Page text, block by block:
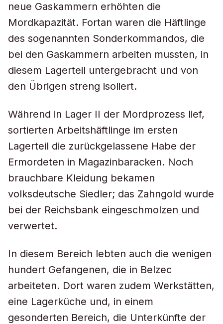
neue Gaskammern erhöhten die
Mordkapazität. Fortan waren die Häftlinge
des sogenannten Sonderkommandos, die
bei den Gaskammern arbeiten mussten, in
diesem Lagerteil untergebracht und von
den Übrigen streng isoliert.
Während in Lager II der Mordprozess lief,
sortierten Arbeitshäftlinge im ersten
Lagerteil die zurückgelassene Habe der
Ermordeten in Magazinbaracken. Noch
brauchbare Kleidung bekamen
volksdeutsche Siedler; das Zahngold wurde
bei der Reichsbank eingeschmolzen und
verwertet.
In diesem Bereich lebten auch die wenigen
hundert Gefangenen, die in Belzec
arbeiteten. Dort waren zudem Werkstätten,
eine Lagerküche und, in einem
gesonderten Bereich, die Unterkünfte der